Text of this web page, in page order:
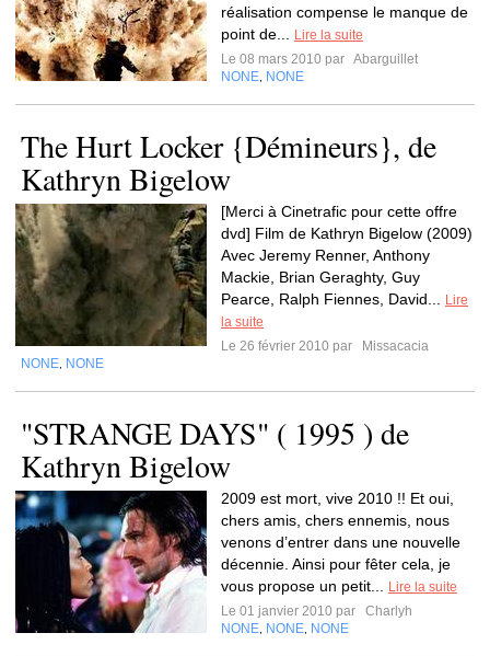
réalisation compense le manque de
point de...
Lire la suite
Le 08 mars 2010 par Abarguillet
NONE NONE
The Hurt Locker {Démineurs}, de
Kathryn Bigelow
[Merci à Cinetrafic pour cette offre
dvd] Film de Kathryn Bigelow (2009)
Avec Jeremy Renner, Anthony
Mackie, Brian Geraghty, Guy
Pearce, Ralph Fiennes, David...
Lire
la suite
Le 26 février 2010 par
Missacacia
NONE NONE
"STRANGE DAYS" ( 1995 ) de
Kathryn Bigelow
2009 est mort, vive 2010 !! Et oui,
chers amis, chers ennemis, nous
venons d’entrer dans une nouvelle
décennie. Ainsi pour fêter cela, je
vous propose un petit...
Lire la suite
Le 01 janvier 2010 par
Charlyh
NONE NONE NONE